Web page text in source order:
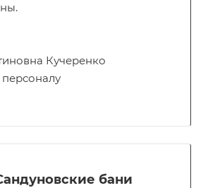
Кучеренко
бани